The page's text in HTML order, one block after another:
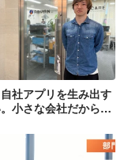
社アプリを生み出す
小さな会社だからこ